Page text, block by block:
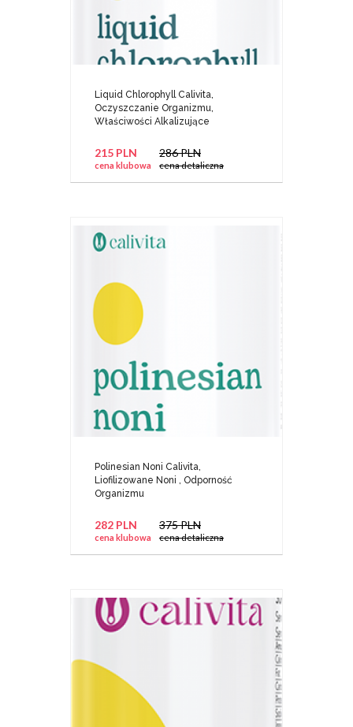
Liquid Chlorophyll Calivita,
Oczyszczanie Organizmu,
Właściwości Alkalizujące
215 PLN
cena klubowa
286 PLN
cena detaliczna
Polinesian Noni Calivita,
Liofilizowane Noni , Odporność
Organizmu
282 PLN
cena klubowa
375 PLN
cena detaliczna